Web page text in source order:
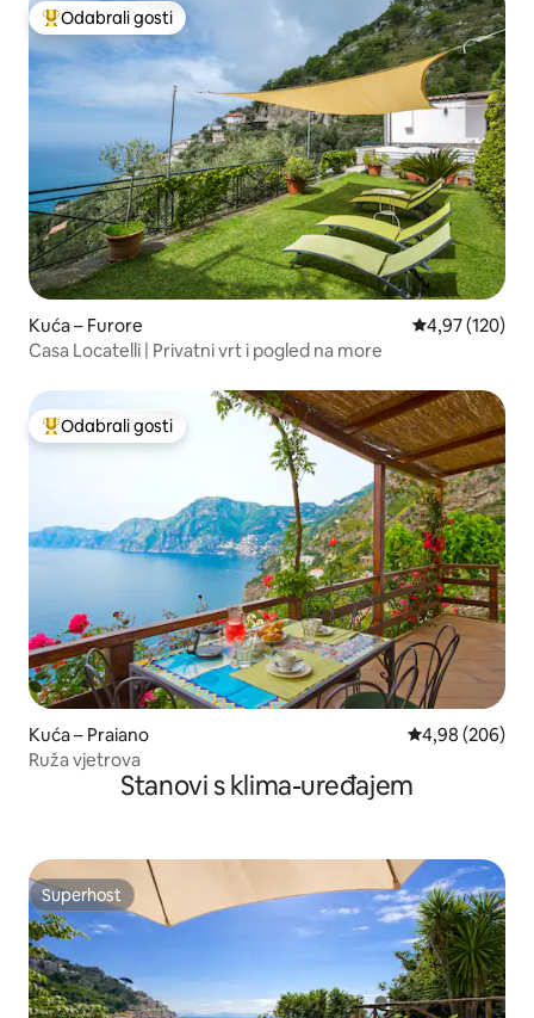
Među najviše rangiranima s oznakom „Odabrali gosti”
Odabrali gosti
Kuća – Furore Prosječna
4,97 (120)
Casa Locatelli | Privatni vrt i pogled na more
Među najviše rangiranima s oznakom „Odabrali gosti”
Odabrali gosti
Kuća – Praiano Prosječna
4,98 (206)
Ruža vjetrova
Stanovi s klima-uređajem
Superhost
Superhost